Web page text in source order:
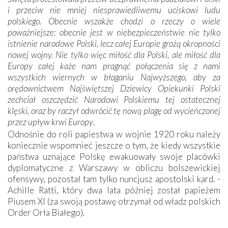
i przeciw nie mniej niesprawiedliwemu uciskowi ludu
polskiego. Obecnie wszakże chodzi o rzeczy o wiele
poważniejsze: obecnie jest w niebezpieczeństwie nie tylko
istnienie narodowe Polski, lecz całej Europie grożą okropności
nowej wojny. Nie tylko więc miłość dla Polski, ale miłość dla
Europy całej każe nam pragnąć połączenia się z nami
wszystkich wiernych w błaganiu Najwyższego, aby za
orędownictwem Najświętszej Dziewicy Opiekunki Polski
zechciał oszczędzić Narodowi Polskiemu tej ostatecznej
klęski, oraz by raczył odwrócić tę nową plagę od wycieńczonej
przez upływ krwi Europy.
Odnośnie do roli papiestwa w wojnie 1920 roku należy
koniecznie wspomnieć jeszcze o tym, że kiedy wszystkie
państwa uznające Polskę ewakuowały swoje placówki
dyplomatyczne z Warszawy w obliczu bolszewickiej
ofensywy, pozostał tam tylko nuncjusz apostolski kard. ­
Achille Ratti, który dwa lata później został papieżem
Piusem XI (za swoją postawę otrzymał od władz polskich
Order Orła Białego).